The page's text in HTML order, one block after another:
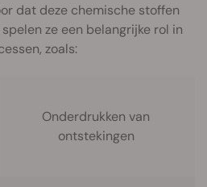
dat deze chemische stoffen
ze een belangrijke rol in
zoals:
Onderdrukken van
ontstekingen